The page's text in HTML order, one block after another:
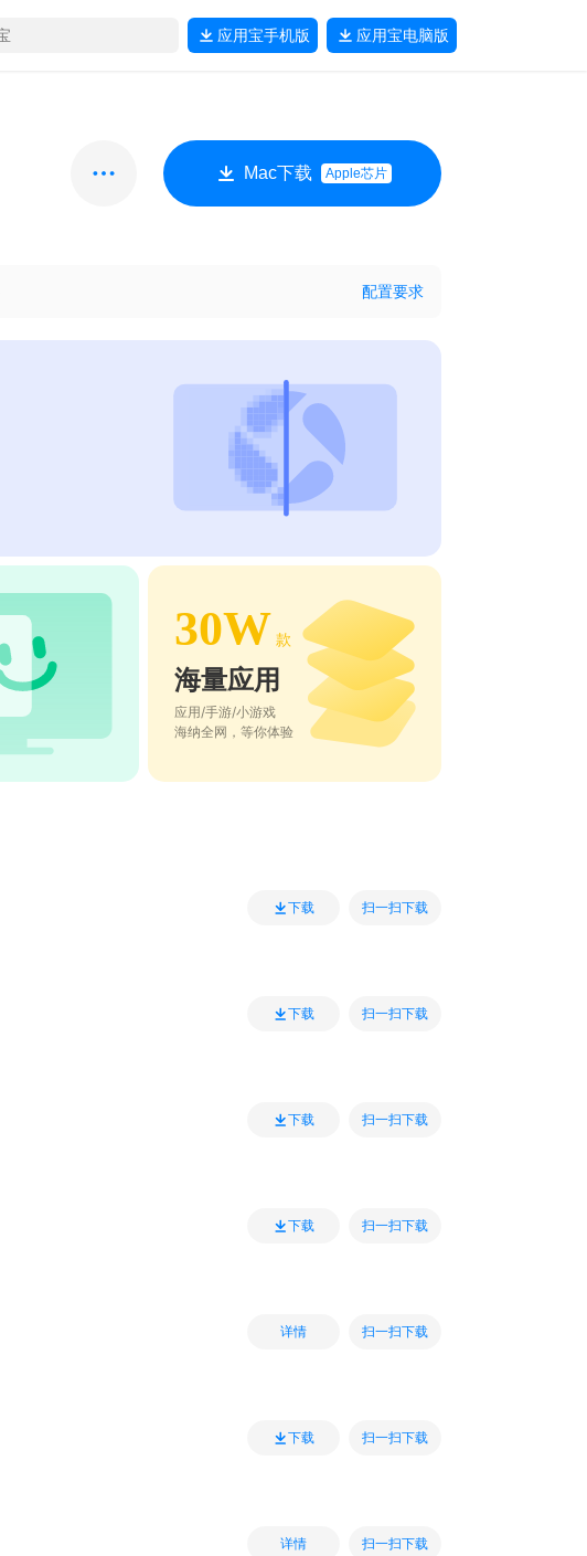
应用宝手机版 应用宝电脑版
Mac下载 Apple芯片
配置要求
30W 款
海量应用
应用/手游/小游戏
海纳全网，等你体验
下载 扫一扫下载
下载 扫一扫下载
下载 扫一扫下载
下载 扫一扫下载
详情 扫一扫下载
下载 扫一扫下载
详情 扫一扫下载